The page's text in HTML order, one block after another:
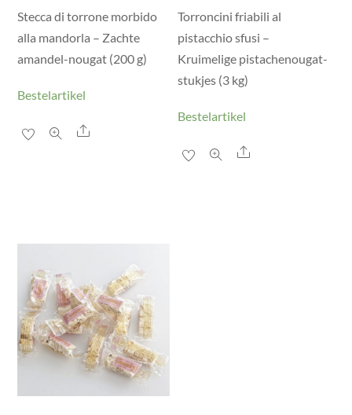
Stecca di torrone morbido
alla mandorla – Zachte
amandel-nougat (200 g)
Bestelartikel
Share
Torroncini friabili al
pistacchio sfusi –
Kruimelige pistachenougat-
stukjes (3 kg)
Bestelartikel
Share